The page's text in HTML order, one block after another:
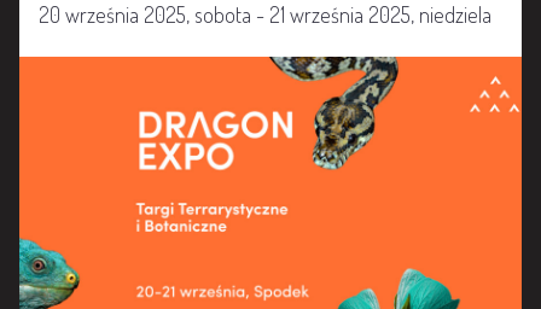
20 września 2025, sobota - 21 września 2025, niedziela